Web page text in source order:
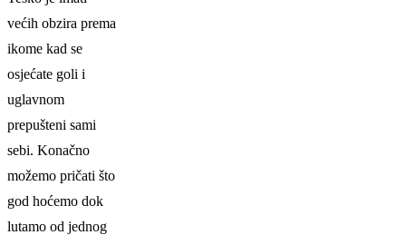
većih obzira prema
ikome kad se
osjećate goli i
uglavnom
prepušteni sami
sebi. Konačno
možemo pričati što
god hoćemo dok
lutamo od jednog